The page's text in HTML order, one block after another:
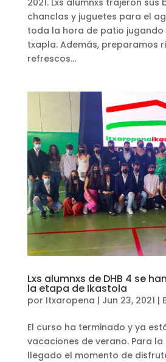
2021. Lxs alumnxs trajeron sus
chanclas y juguetes para el
toda la hora de patio jugando
txapla. Además, preparamos
refrescos...
Lxs alumnxs de DHB 4 se
la etapa de Ikastola
por Itxaropena | Jun 23, 2021 |
El curso ha terminado y ya
vacaciones de verano. Para
llegado el momento de